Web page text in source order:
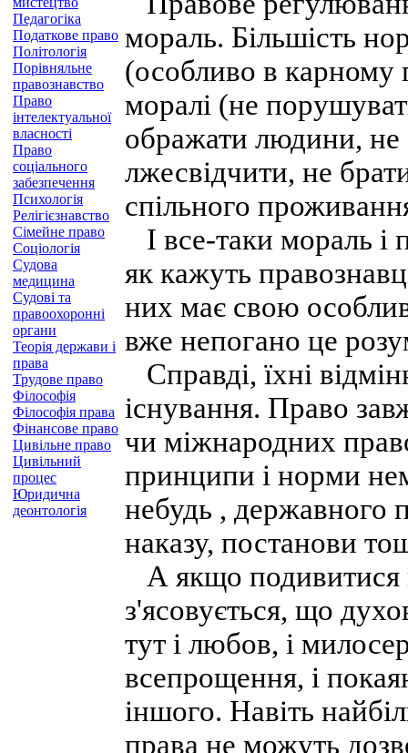
Педагогіка
Податкове право
Політологія
Порівняльне
правознавство
Право
інтелектуальної
власності
Право
соціального
забезпечення
Психологія
Релігієзнавство
Сімейне право
Соціологія
Судова
медицина
Судові та
правоохоронні
органи
Теорія держави і
права
Трудове право
Філософія
Філософія права
Фінансове право
Цивільне право
Цивільний
процес
Юридична
деонтологія
мораль. Більшість
(особливо в карному
моралі (не
ображати людини, не
лжесвідчити, не
спільного
І все-таки мораль і
як кажуть
них має свою
вже непогано це
Справді, їхні
існування. Право
чи міжнародних
принципи і норми
небудь , державного
наказу, постанови
А якщо подивитися
з'ясовується, що
тут і любов, і
всепрощення, і
іншого. Навіть
права не можуть